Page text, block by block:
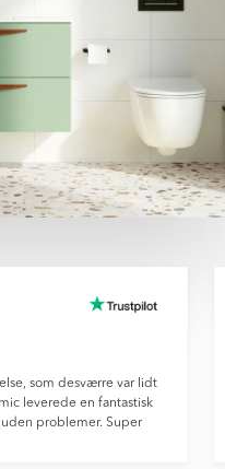
som desværre var lidt
leverede en fantastisk
problemer. Super